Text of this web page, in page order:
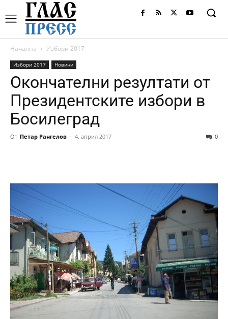
Начална Избори 2017
Избори 2017 Новини
Окончателни резултати от
Президентските избори в
Босилеград
От Петар Рангелов - 4. април 2017 0